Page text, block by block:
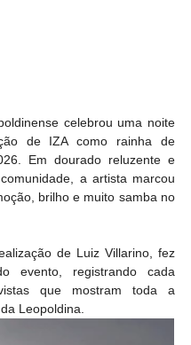
celebrou uma noite
de IZA como rainha de
Em dourado reluzente e
a artista marcou
brilho e muito samba no
de Luiz Villarino, fez
evento, registrando cada
que mostram toda a
Leopoldina.